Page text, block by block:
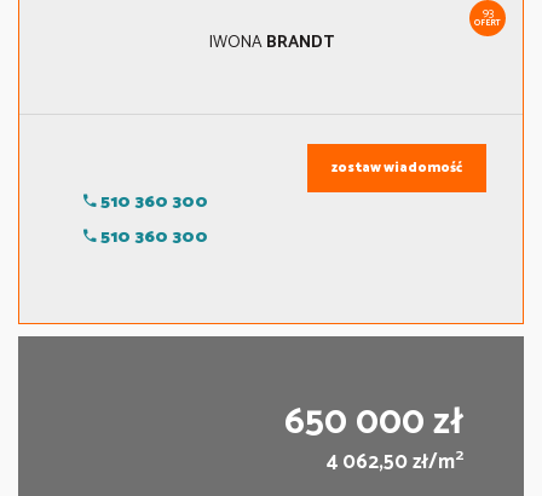
93
OFERT
IWONABRANDT
510 360 300
510 360 300
zostaw wiadomość
650 000 zł
4 062,50 zł/m2